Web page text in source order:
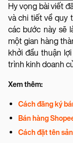
Hy vọng bài viết
và chi tiết về quy
các bước này sẽ
một gian hàng
khởi đầu thuận
trình kinh doanh
Xem thêm:
Cách đăng ký
Bán hàng
Cách đặt tên